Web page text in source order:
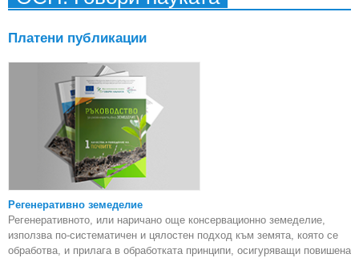
Платени публикации
Регенеративно земеделие
Регенеративното, или наричано още консервационно земеделие,
използва по-систематичен и цялостен подход към земята, която се
обработва, и прилага в обработката принципи, осигуряващи повишена